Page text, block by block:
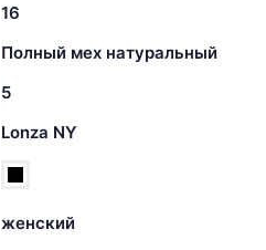
16
Полный мех натуральный
5
Lonza NY
женский